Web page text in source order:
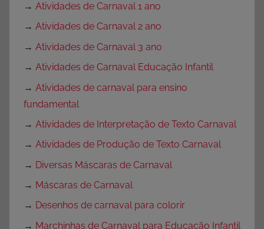
→ Atividades de Carnaval 1 ano
→ Atividades de Carnaval 2 ano
→ Atividades de Carnaval 3 ano
→ Atividades de Carnaval Educação Infantil
→ Atividades de carnaval para ensino
fundamental
→ Atividades de Interpretação de Texto Carnaval
→ Atividades de Produção de Texto Carnaval
→ Diversas Máscaras de Carnaval
→ Máscaras de Carnaval
→ Desenhos de carnaval para colorir
→ Marchinhas de Carnaval para Educação Infantil